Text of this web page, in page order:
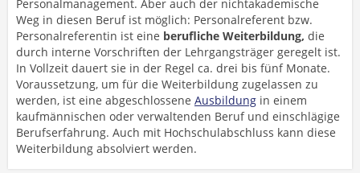
Personalmanagement. Aber auch der nichtakademische
Weg in diesen Beruf ist möglich: Personalreferent bzw.
Personalreferentin ist eine berufliche Weiterbildung, die
durch interne Vorschriften der Lehrgangsträger geregelt ist.
In Vollzeit dauert sie in der Regel ca. drei bis fünf Monate.
Voraussetzung, um für die Weiterbildung zugelassen zu
werden, ist eine abgeschlossene Ausbildung in einem
kaufmännischen oder verwaltenden Beruf und einschlägige
Berufserfahrung. Auch mit Hochschulabschluss kann diese
Weiterbildung absolviert werden.